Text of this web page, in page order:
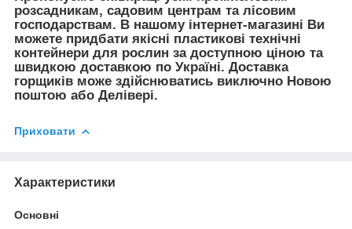
розсадникам, садовим центрам та лісовим
господарствам. В нашому інтернет-магазині Ви
можете придбати якісні пластикові технічні
контейнери для рослин за доступною ціною та
швидкою доставкою по Україні. Доставка
горщиків може здійснюватись виключно Новою
поштою або Делівері.
Приховати
Характеристики
Основні